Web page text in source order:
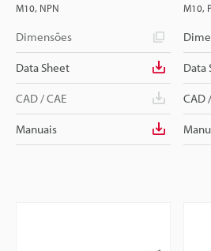
M10, NPN
Dimensões
Data Sheet
CAD / CAE
Manuais
M10,
Data
CAD